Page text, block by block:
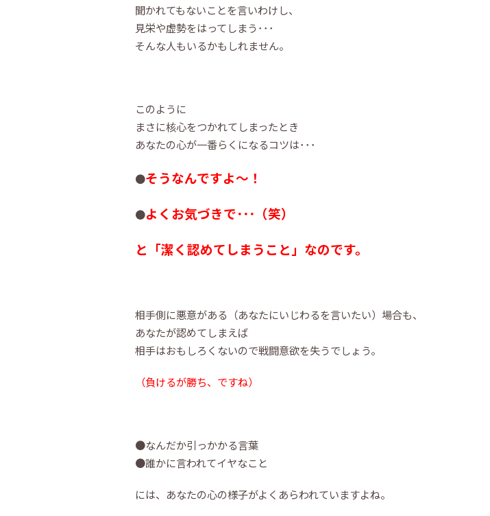
聞かれてもないことを言いわけし、
見栄や虚勢をはってしまう･･･
そんな人もいるかもしれません。
このように
まさに核心をつかれてしまったとき
あなたの心が一番らくになるコツは･･･
●そうなんですよ～！
●よくお気づきで･･･（笑）
と「潔く認めてしまうこと」なのです。
相手側に悪意がある（あなたにいじわるを言いたい）場合も、
あなたが認めてしまえば
相手はおもしろくないので戦闘意欲を失うでしょう。
（負けるが勝ち、ですね）
●なんだか引っかかる言葉
●誰かに言われてイヤなこと
には、あなたの心の様子がよくあらわれていますよね。